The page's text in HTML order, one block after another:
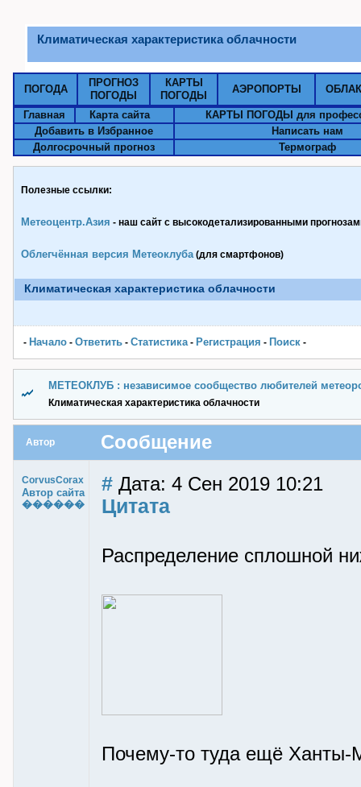
Климатическая характеристика облачности
ПОГОДА
ПРОГНОЗ
ПОГОДЫ
КАРТЫ
ПОГОДЫ
АЭРОПОРТЫ
Главная Карта сайта
КАРТЫ ПОГОДЫ для
Добавить в Избранное
Написать нам
Долгосрочный прогноз
Термограф
Полезные ссылки:
Метеоцентр.Азия - наш сайт с высокодетализированными
Облегчённая версия Метеоклуба(для смартфонов)
Климатическая характеристика облачности
- Начало - Ответить - Статистика- Pегистрация - Поиск -
МЕТЕОКЛУБ : независимое сообщество любителей
Климатическая характеристика облачности
Автор Сообщение
CorvusCorax
Автор сайта
������
# Дата: 4 Сен 2019 10:21
Цитата
Распределение сплошной
Почему-то туда ещё Ханты-